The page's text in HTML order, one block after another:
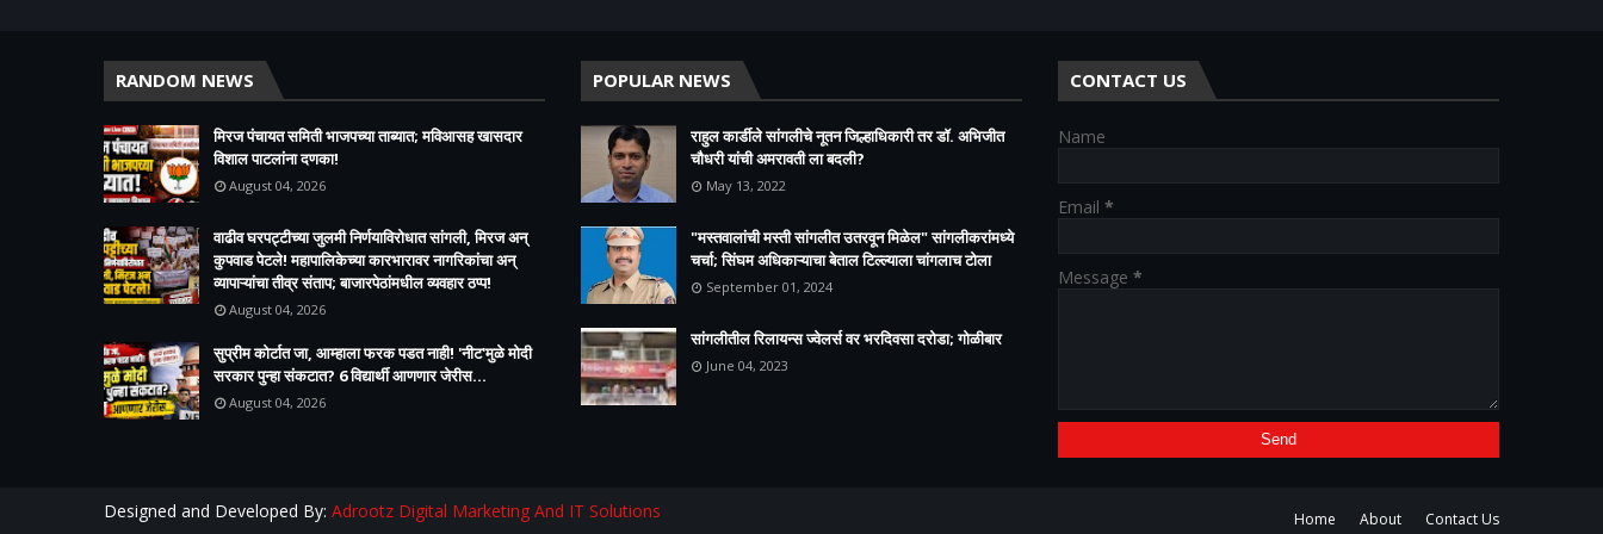
RANDOM NEWS
मिरज पंचायत समिती भाजपच्या ताब्यात; मविआसह खासदार
विशाल पाटलांना दणका!
August 04, 2026
वाढीव घरपट्टीच्या जुलमी निर्णयाविरोधात सांगली, मिरज अन्
कुपवाड पेटले! महापालिकेच्या कारभारावर नागरिकांचा अन्
व्यापाऱ्यांचा तीव्र संताप; बाजारपेठांमधील व्यवहार ठप्प!​
August 04, 2026
सुप्रीम कोर्टात जा, आम्हाला फरक पडत नाही! 'नीट'मुळे मोदी
सरकार पुन्हा संकटात? 6 विद्यार्थी आणणार जेरीस...
August 04, 2026
POPULAR NEWS
राहुल कार्डीले सांगलीचे नूतन जिल्हाधिकारी तर डॉ. अभिजीत
चौधरी यांची अमरावती ला बदली?
May 13, 2022
"मस्तवालांची मस्ती सांगलीत उतरवून मिळेल" सांगलीकरांमध्ये
चर्चा; सिंघम अधिकाऱ्याचा बेताल टिल्ल्याला चांगलाच टोला
September 01, 2024
सांगलीतील रिलायन्स ज्वेलर्स वर भरदिवसा दरोडा; गोळीबार
June 04, 2023
CONTACT US
Name
Email *
Message *
Home About Contact Us
Designed and Developed By: Adrootz Digital Marketing And IT Solutions